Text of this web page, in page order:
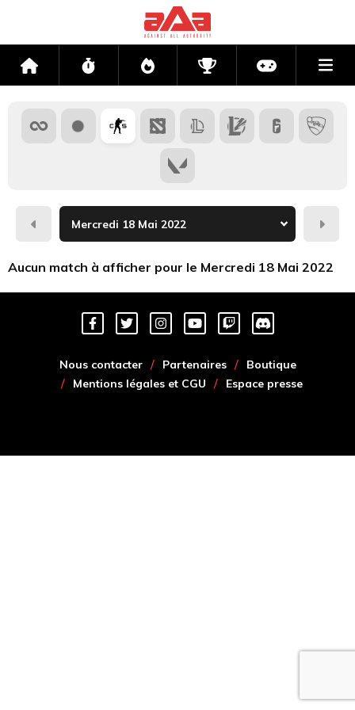
Accueil Flux Directs CompétitionsActu jeux
Hier
Aucun match à afficher pour le Mercredi 18 Mai 2022
Nous contacter Partenaires
Boutique
Mentions légales et CGU
Espace presse